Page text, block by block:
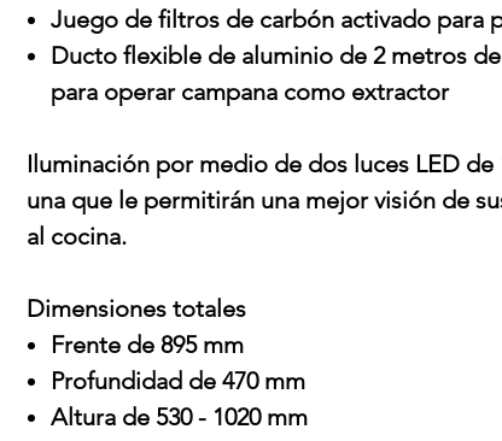
Juego de filtros de carbón activado para
Ducto flexible de aluminio de 2 metros
para operar campana como extractor
Iluminación por medio de dos luces LED de
una que le permitirán una mejor visión de
al cocina.
Dimensiones totales
Frente de 895 mm
Profundidad de 470 mm
Altura de 530 - 1020 mm